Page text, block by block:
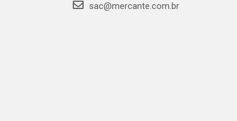
sac@mercante.com.br